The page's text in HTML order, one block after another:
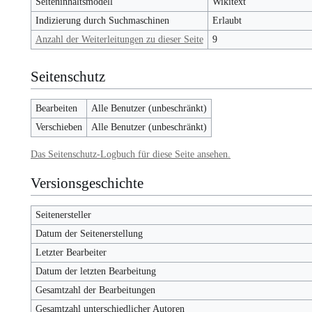
Indizierung durch Suchmaschinen
Erlaubt
Anzahl der Weiterleitungen zu dieser Seite
9
Seitenschutz
Bearbeiten
Alle Benutzer (unbeschränkt)
Verschieben
Alle Benutzer (unbeschränkt)
Das Seitenschutz-Logbuch für diese Seite ansehen.
Versionsgeschichte
Seitenersteller
Datum der Seitenerstellung
Letzter Bearbeiter
Datum der letzten Bearbeitung
Gesamtzahl der Bearbeitungen
Gesamtzahl unterschiedlicher Autoren